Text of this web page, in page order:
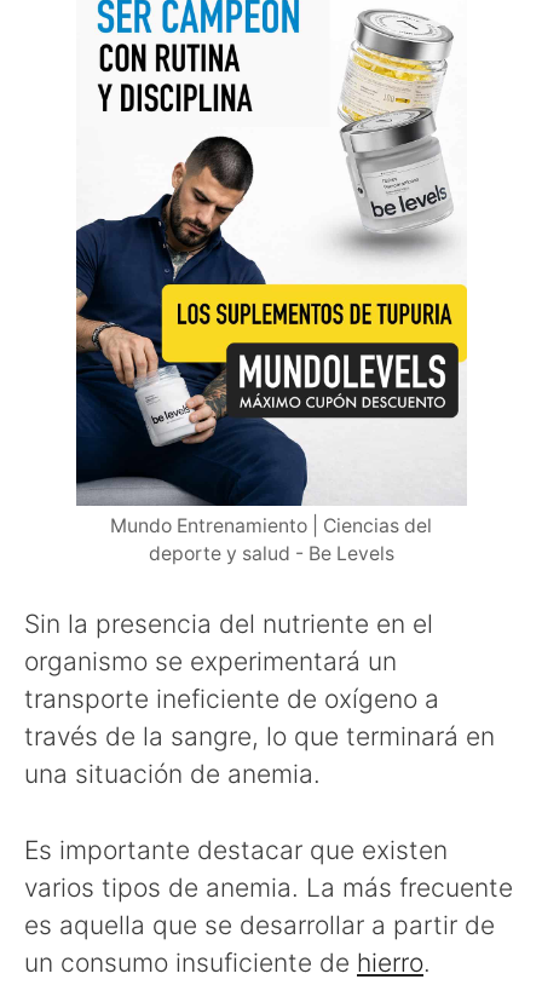
Mundo Entrenamiento | Ciencias del
deporte y salud - Be Levels
Sin la presencia del nutriente en el
organismo se experimentará un
transporte ineficiente de oxígeno a
través de la sangre, lo que terminará en
una situación de anemia.
Es importante destacar que existen
varios tipos de anemia. La más frecuente
es aquella que se desarrollar a partir de
un consumo insuficiente de hierro.